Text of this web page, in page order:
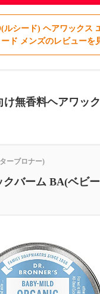
ルシード) ヘアワックス
ード メンズのレビューを
け無香料ヘアワッ
ーブロナー)
クバーム BA(ベビ